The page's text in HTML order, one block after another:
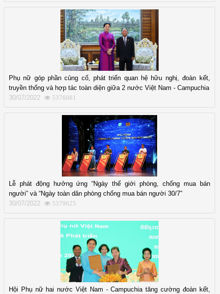
Phụ nữ góp phần củng cố, phát triển quan hệ hữu nghị, đoàn kết,
truyền thống và hợp tác toàn diện giữa 2 nước Việt Nam - Campuchia
30/07/2022
5376081
Lễ phát động hưởng ứng “Ngày thế giới phòng, chống mua bán
người” và “Ngày toàn dân phòng chống mua bán người 30/7”
30/07/2022
5379625
Hội Phụ nữ hai nước Việt Nam - Campuchia tăng cường đoàn kết,